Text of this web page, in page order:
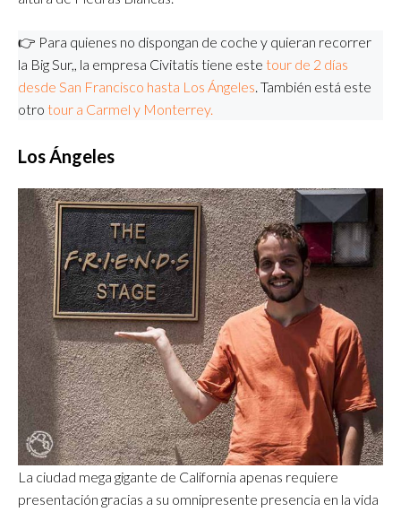
👉 Para quienes no dispongan de coche y quieran recorrer
la Big Sur,, la empresa Civitatis tiene este tour de 2 días
desde San Francisco hasta Los Ángeles. También está este
otro tour a Carmel y Monterrey.
Los Ángeles
La ciudad mega gigante de California apenas requiere
presentación gracias a su omnipresente presencia en la vida